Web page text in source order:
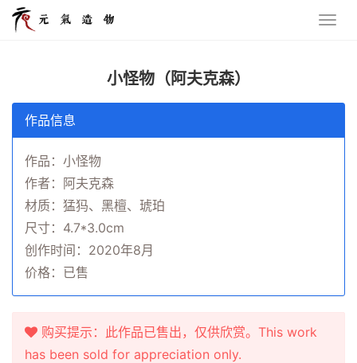
小怪物（阿夫克森）
作品信息
作品：小怪物
作者：阿夫克森
材质：猛犸、黑檀、琥珀
尺寸：4.7*3.0cm
创作时间：2020年8月
价格：已售
购买提示：此作品已售出，仅供欣赏。This work
has been sold for appreciation only.